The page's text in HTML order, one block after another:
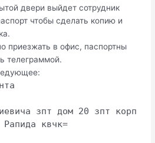
двери выйдет сотрудник
чтобы сделать копию и
приезжать в офис, паспортны
телеграммой.
зпт дом 20 зпт корп
квчк=